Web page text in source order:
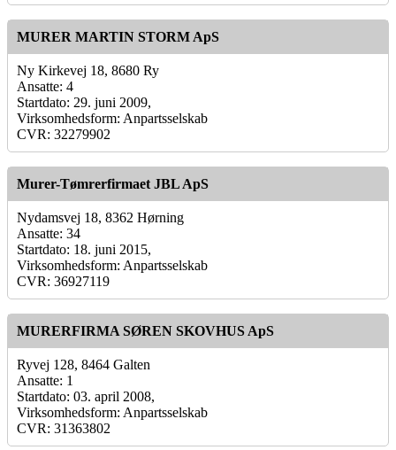
MURER MARTIN STORM ApS
Ny Kirkevej 18, 8680 Ry
Ansatte: 4
Startdato: 29. juni 2009,
Virksomhedsform: Anpartsselskab
CVR: 32279902
Murer-Tømrerfirmaet JBL ApS
Nydamsvej 18, 8362 Hørning
Ansatte: 34
Startdato: 18. juni 2015,
Virksomhedsform: Anpartsselskab
CVR: 36927119
MURERFIRMA SØREN SKOVHUS ApS
Ryvej 128, 8464 Galten
Ansatte: 1
Startdato: 03. april 2008,
Virksomhedsform: Anpartsselskab
CVR: 31363802